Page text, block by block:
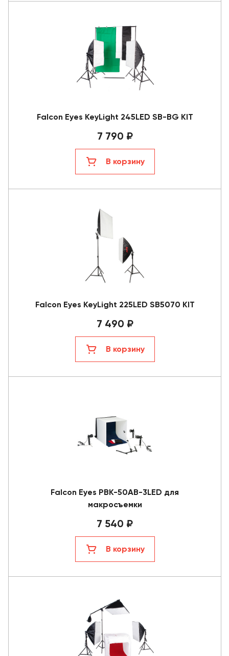
Falcon Eyes KeyLight 245LED SB-BG KIT
7 790 ₽
В корзину
Falcon Eyes KeyLight 225LED SB5070 KIT
7 490 ₽
В корзину
Falcon Eyes PBK-50AB-3LED для
макросъемки
7 540 ₽
В корзину